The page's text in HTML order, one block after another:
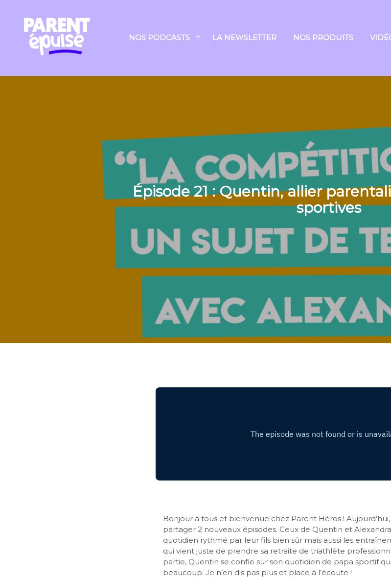
NOS PODCASTS LA NEWSLETTER NOS PRODUITS
Épisode 21 : Quentin, allier
sportives
Bonjour à tous et bienvenue chez Parent Héros ! Aujourd’hui,
partager 2 nouveaux épisodes. Ceux de Quentin et
quotidien rythmé par leur fils bien sûr mais aussi les
qui vient juste de prendre sa retraite de triathlète
partie, Quentin se confie sur son quotidien de papa sportif
beaucoup. Je n’en dis pas plus et place à l’écoute !